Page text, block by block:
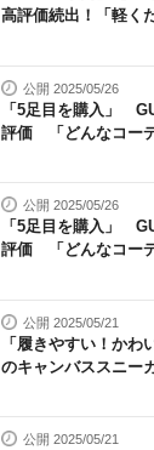
高評価続出！「軽く
公開 2025/05/26
「5足目を購入」
評価 「どんなコー
公開 2025/05/26
「5足目を購入」
評価 「どんなコー
公開 2025/05/21
「履きやすい！か
のキャンバススニー
公開 2025/05/21